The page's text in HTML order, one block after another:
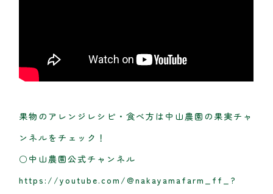
果物のアレンジレシピ・食べ方は中山農園の果実チャ
ンネルをチェック！
○中山農園公式チャンネル
https://youtube.com/@nakayamafarm_ff_?